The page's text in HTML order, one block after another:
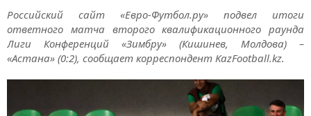
Российский сайт «Евро-Футбол.ру» подвел итоги
ответного матча второго квалификационного раунда
Лиги Конференций «Зимбру» (Кишинев, Молдова) –
«Астана» (0:2), сообщает корреспондент KazFootball.kz.